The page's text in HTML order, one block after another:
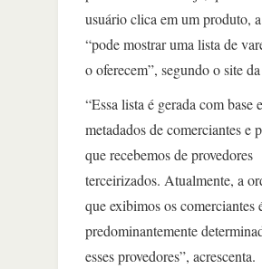
usuário clica em um produto,
“pode mostrar uma lista de
o oferecem”, segundo o site
“Essa lista é gerada com base
metadados de comerciantes e
que recebemos de provedores
terceirizados. Atualmente, a
que exibimos os comerciantes
predominantemente
esses provedores”, acrescenta.